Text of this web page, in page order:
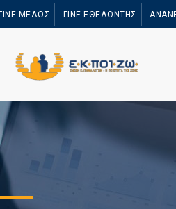
προς το
ΜΕΛΟΣ ΓΙΝΕ ΕΘΕΛΟΝΤΗΣ